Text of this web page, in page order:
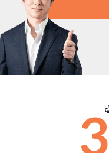
高
低
故障リ
に少なくなり
ー保証がある
諸
車を購入する
用｣や「各種税
3